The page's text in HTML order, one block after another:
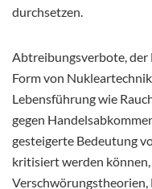
durchsetzen.
Abtreibungsverbote, der
Form von
Lebensführung wie
gegen
gesteigerte Bedeutung
kritisiert werden